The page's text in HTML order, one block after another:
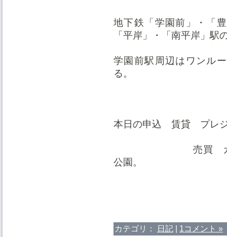
地下鉄「学園前」・「
「平岸」・「南平岸」駅
学園前駅周辺はワンル
る。
本日の申込 賃貸 プレジ
売買 カサウィス
公園。
カテゴリ： 日記 1コメント »